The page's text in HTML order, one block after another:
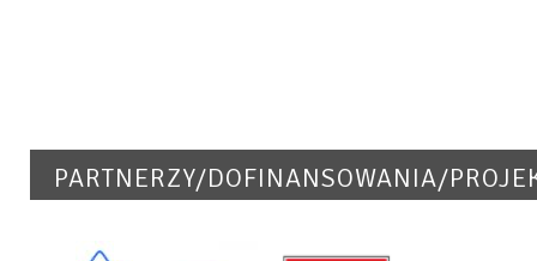
PARTNERZY/DOFINANSOWANIA/